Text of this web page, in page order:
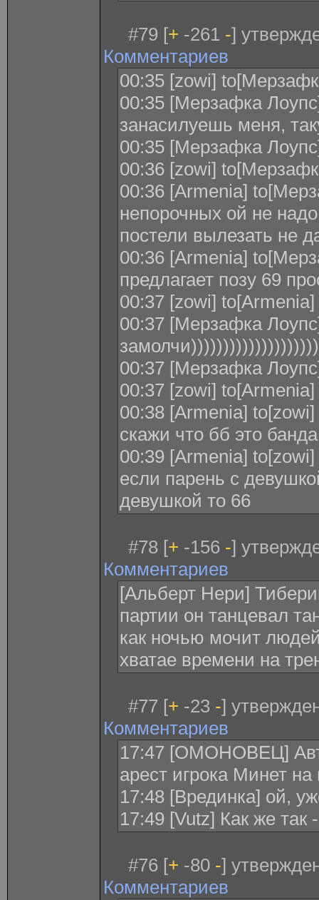
#79 [+ -261 -]
Комментариев
00:35 [zowi]
00:35 [Мерзафка
занасилуешь меня,
00:35 [Мерзафка
00:36 [zowi]
00:36 [Armenia]
непорочных ой не
постели вылезать не
00:36 [Armenia]
предлагает позу 69
00:37 [zowi]
00:37 [Мерзафка
00:37 [Мерзафка
00:37 [zowi]
00:38 [Armenia]
скажи что бб это
00:39 [Armenia]
если парень с
девушкой то 66
#78 [+ -156 -]
Комментариев
[Альберт Нери]
партии он танцевал
как ночью мочит
хватае времени на
#77 [+ -23 -]
Комментариев
17:47 [ОМОНОВЕЦ]
арест игрока Минет
17:48 [Врединка] ой,
17:49 [Vutz] Как же
#76 [+ -80 -]
Комментариев